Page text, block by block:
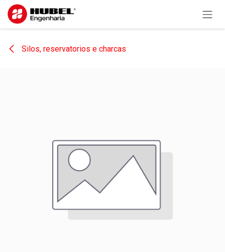
Pular para o conteúdo
Silos, reservatorios e charcas